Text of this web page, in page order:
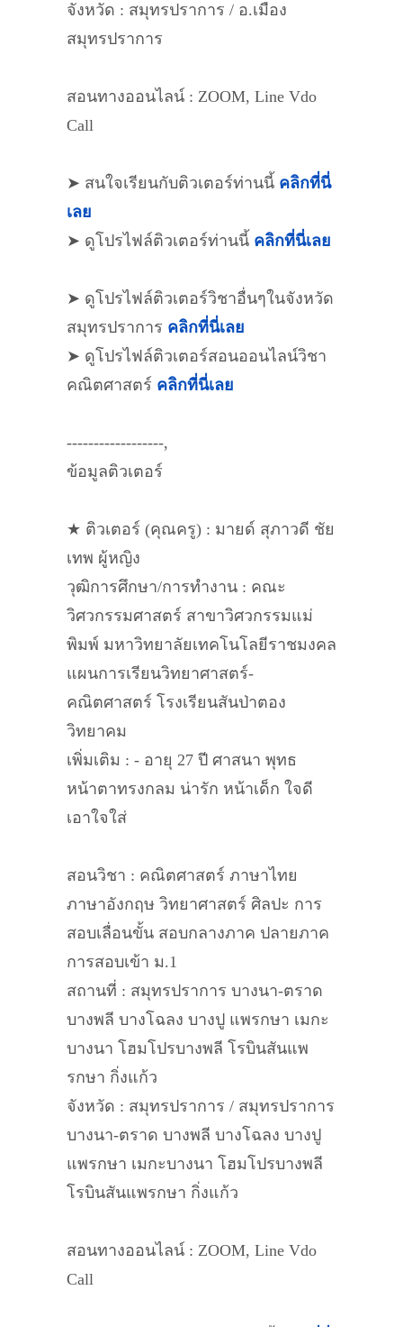
จังหวัด : สมุทรปราการ / อ.เมือง
สมุทรปราการ
สอนทางออนไลน์ : ZOOM, Line Vdo
Call
➤ สนใจเรียนกับติวเตอร์ท่านนี้ คลิกที่นี่
เลย
➤ ดูโปรไฟล์ติวเตอร์ท่านนี้ คลิกที่นี่เลย
➤ ดูโปรไฟล์ติวเตอร์วิชาอื่นๆในจังหวัด
สมุทรปราการ คลิกที่นี่เลย
➤ ดูโปรไฟล์ติวเตอร์สอนออนไลน์วิชา
คณิตศาสตร์ คลิกที่นี่เลย
------------------,
ข้อมูลติวเตอร์
★ ติวเตอร์ (คุณครู) : มายด์ สุภาวดี ชัย
เทพ ผู้หญิง
วุฒิการศึกษา/การทำงาน : คณะ
วิศวกรรมศาสตร์ สาขาวิศวกรรมแม่
พิมพ์ มหาวิทยาลัยเทคโนโลยีราชมงคล
แผนการเรียนวิทยาศาสตร์-
คณิตศาสตร์ โรงเรียนสันป่าตอง
วิทยาคม
เพิ่มเติม : - อายุ 27 ปี ศาสนา พุทธ
หน้าตาทรงกลม น่ารัก หน้าเด็ก ใจดี
เอาใจใส่
สอนวิชา : คณิตศาสตร์ ภาษาไทย
ภาษาอังกฤษ วิทยาศาสตร์ ศิลปะ การ
สอบเลื่อนขั้น สอบกลางภาค ปลายภาค
การสอบเข้า ม.1
สถานที่ : สมุทรปราการ บางนา-ตราด
บางพลี บางโฉลง บางปู แพรกษา เมกะ
บางนา โฮมโปรบางพลี โรบินสันแพ
รกษา กิ่งแก้ว
จังหวัด : สมุทรปราการ / สมุทรปราการ
บางนา-ตราด บางพลี บางโฉลง บางปู
แพรกษา เมกะบางนา โฮมโปรบางพลี
โรบินสันแพรกษา กิ่งแก้ว
สอนทางออนไลน์ : ZOOM, Line Vdo
Call